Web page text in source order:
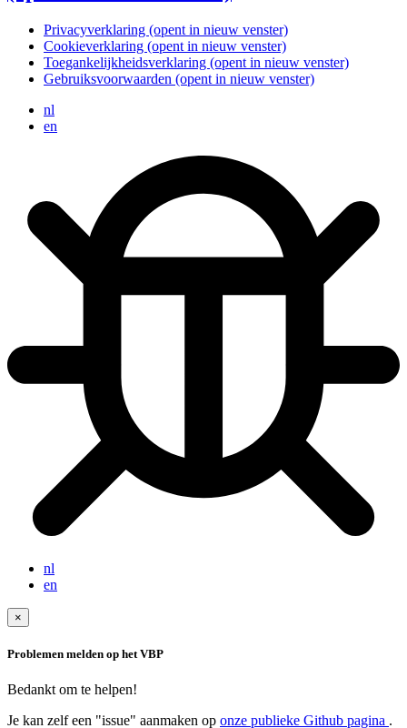
Privacyverklaring (opent in nieuw venster)
Cookieverklaring (opent in nieuw venster)
Toegankelijkheidsverklaring (opent in nieuw venster)
Gebruiksvoorwaarden (opent in nieuw venster)
nl
en
nl
en
×
Problemen melden op het VBP
Bedankt om te helpen!
Je kan zelf een "issue" aanmaken op onze publieke Github pagina .